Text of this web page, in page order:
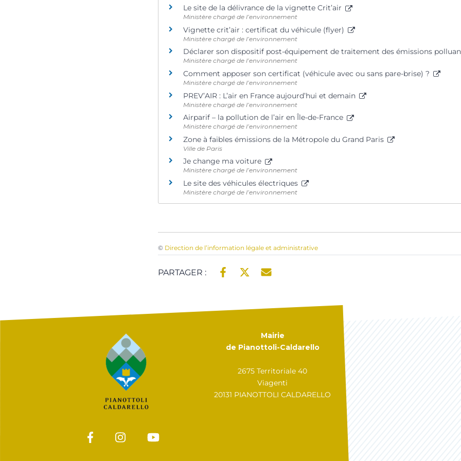
Le site de la délivrance de la vignette Crit’air
Ministère chargé de l’environnement
Vignette crit’air : certificat du véhicule (flyer)
Ministère chargé de l’environnement
Déclarer son dispositif post-équipement de traitement des émissions
Ministère chargé de l’environnement
Comment apposer son certificat (véhicule avec ou sans pare-brise) ?
Ministère chargé de l’environnement
PREV’AIR : L’air en France aujourd’hui et demain
Ministère chargé de l’environnement
Airparif – la pollution de l’air en Île-de-France
Ministère chargé de l’environnement
Zone à faibles émissions de la Métropole du Grand Paris
Ville de Paris
Je change ma voiture
Ministère chargé de l’environnement
Le site des véhicules électriques
Ministère chargé de l’environnement
© Direction de l’information légale et administrative
PARTAGER :
Mairie
de Pianottoli-Caldarello
2675 Territoriale 40
Viagenti
20131 PIANOTTOLI CALDARELLO